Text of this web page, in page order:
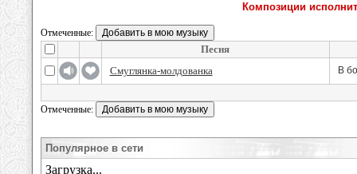
Композиции
Отмеченные:
Песня
Смуглянка-молдованка
В
Отмеченные:
Популярное в сети